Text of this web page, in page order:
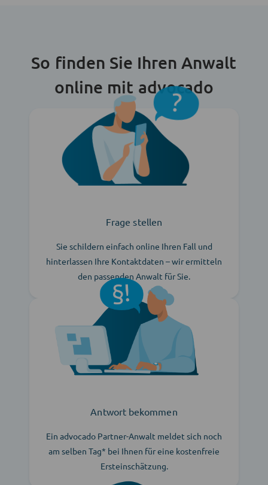
So finden Sie Ihren Anwalt
online mit advocado
Frage stellen
Sie schildern einfach online Ihren Fall und
hinterlassen Ihre Kontaktdaten – wir ermitteln
den passenden Anwalt für Sie.
Antwort bekommen
Ein advocado Partner-Anwalt meldet sich noch
am selben Tag* bei Ihnen für eine kostenfreie
Ersteinschätzung.